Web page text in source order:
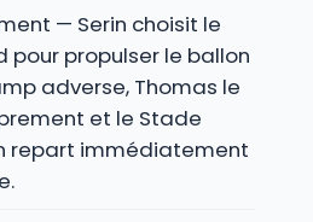
— Serin choisit le
pour propulser le ballon
adverse, Thomas le
et le Stade
repart immédiatement